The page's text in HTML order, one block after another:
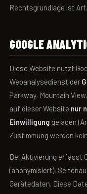
Rechtsgrundlage ist Art.
GOOGLE
Diese Website nutzt
Webanalysedienst der
Parkway, Mountain
auf dieser Website nur
Einwilligung geladen
Zustimmung werden
Bei Aktivierung erfasst
(anonymisiert),
Gerätedaten. Diese